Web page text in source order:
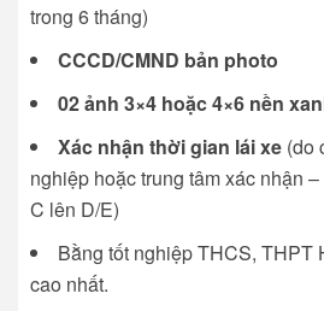
trong 6 tháng)
CCCD/CMND bản photo
02 ảnh 3×4 hoặc 4×6 nền
Xác nhận thời gian lái xe (do
nghiệp hoặc trung tâm xác nhận
C lên D/E)
Bằng tốt nghiệp THCS, THPT
cao nhất.